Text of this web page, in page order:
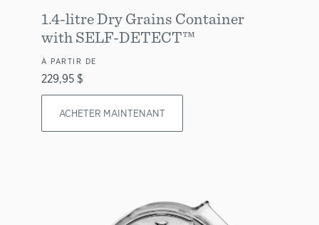
1.4-litre Dry Grains Container
with SELF-DETECT™
À PARTIR DE
229,95 $
ACHETER MAINTENANT